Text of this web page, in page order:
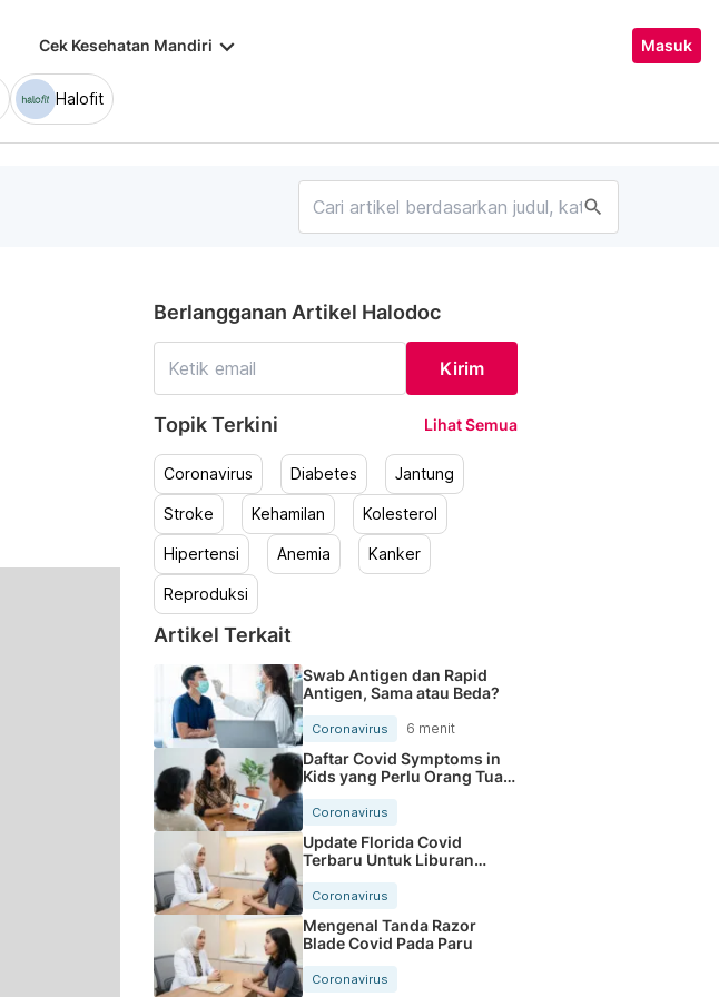
Cek Kesehatan Mandiri keyboard_arrow_down Masuk
Halofit
search
Berlangganan Artikel Halodoc
Kirim
Topik Terkini Lihat Semua
Coronavirus Diabetes Jantung
Stroke Kehamilan Kolesterol
Hipertensi Anemia Kanker
Reproduksi
Artikel Terkait
Swab Antigen dan Rapid
Antigen, Sama atau Beda?
Coronavirus 6 menit
Daftar Covid Symptoms in
Kids yang Perlu Orang Tua
Tahu
Coronavirus
Update Florida Covid
Terbaru Untuk Liburan
Coronavirus
Mengenal Tanda Razor
Blade Covid Pada Paru
Coronavirus